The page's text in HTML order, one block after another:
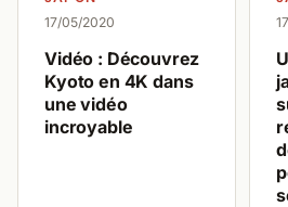
17/05/2020
Vidéo : Découvrez
Kyoto en 4K dans
une vidéo
incroyable